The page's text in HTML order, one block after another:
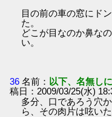
目の前の車の窓にド
た。
どこが目なのか鼻な
い。
36 名前： 以下、名無し
稿日：2009/03/25(水)
多分、口であろう穴
ら、その肉片は呟いた